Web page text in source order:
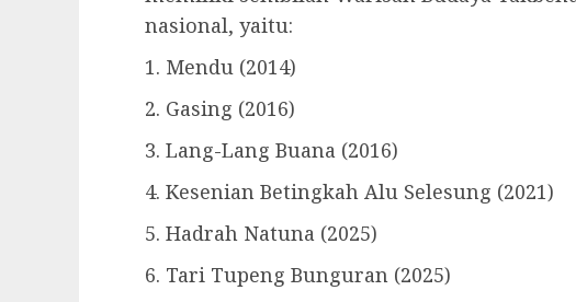
nasional, yaitu:
1. Mendu (2014)
2. Gasing (2016)
3. Lang-Lang Buana (2016)
4. Kesenian Betingkah Alu Selesung (2021)
5. Hadrah Natuna (2025)
6. Tari Tupeng Bunguran (2025)